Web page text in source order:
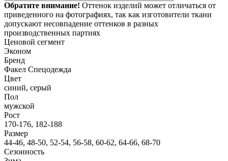
Обратите внимание! Оттенок изделий может отличаться от
приведенного на фотографиях, так как изготовители ткани
допускают несовпадение оттенков в разных
производственных партиях
Ценовой сегмент
Эконом
Бренд
Факел Спецодежда
Цвет
синий, серый
Пол
мужской
Рост
170-176, 182-188
Размер
44-46, 48-50, 52-54, 56-58, 60-62, 64-66, 68-70
Сезонность